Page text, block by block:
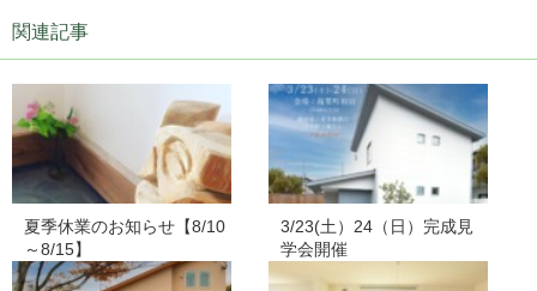
関連記事
夏季休業のお知らせ【8/10
～8/15】
3/23(土）24（日）完成見
学会開催